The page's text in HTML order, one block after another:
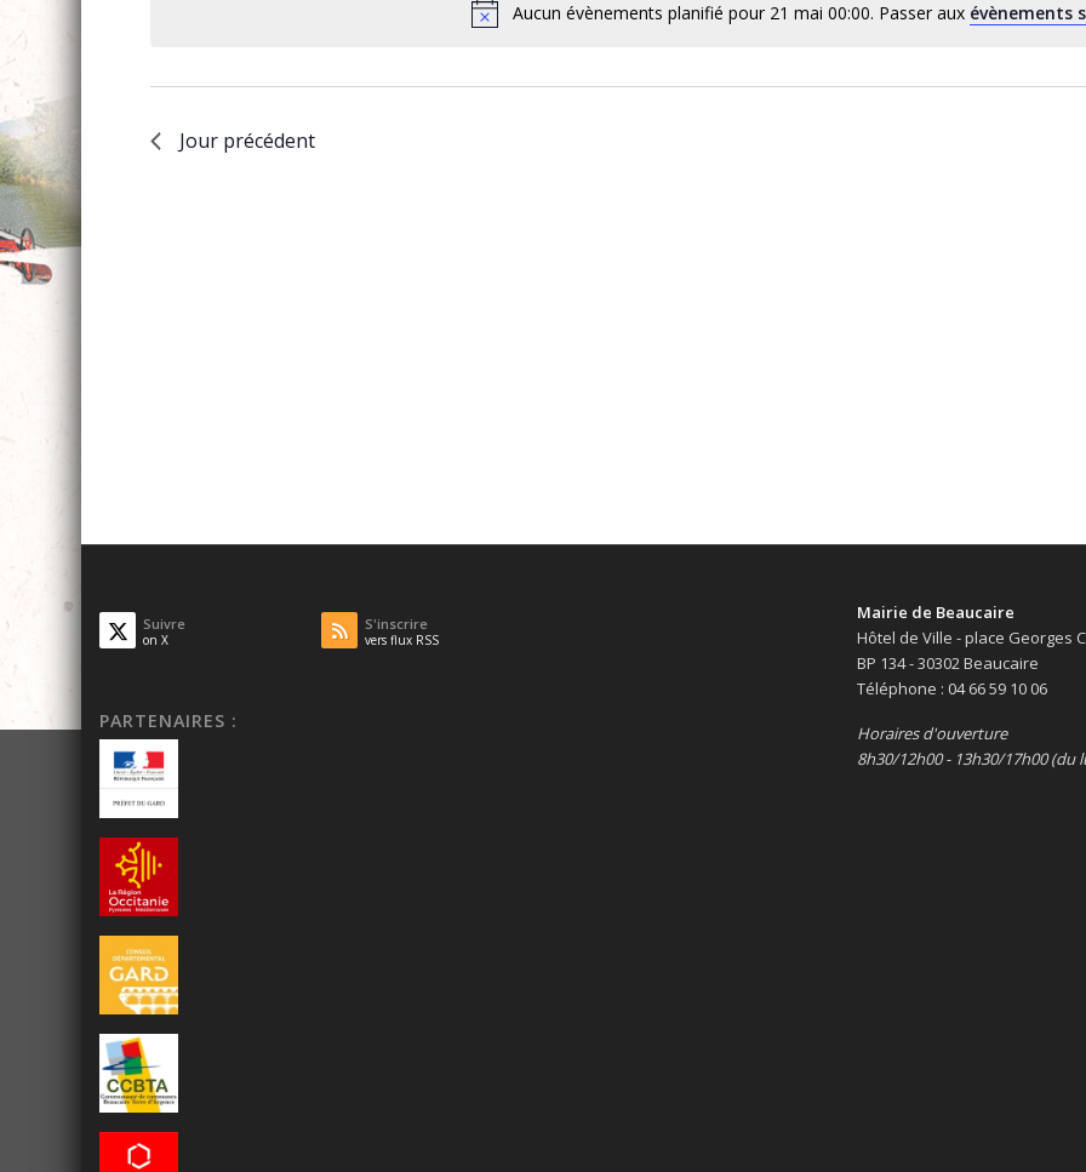
Aucun évènements planifié pour 21 mai 00:00. Passer aux évènements
Jour précédent
Suivre
on X
S'inscrire
vers flux RSS
PARTENAIRES :
Mairie de Beaucaire
Hôtel de Ville - place Georges
BP 134 - 30302 Beaucaire
Téléphone : 04 66 59 10 06
Horaires d'ouverture
8h30/12h00 - 13h30/17h00 (du